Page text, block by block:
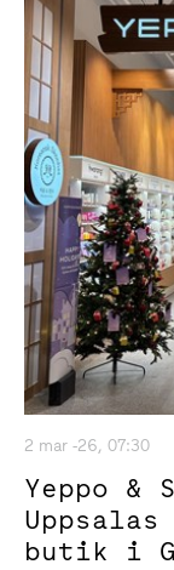
2 mar -26, 07:30
Yeppo &
butik i